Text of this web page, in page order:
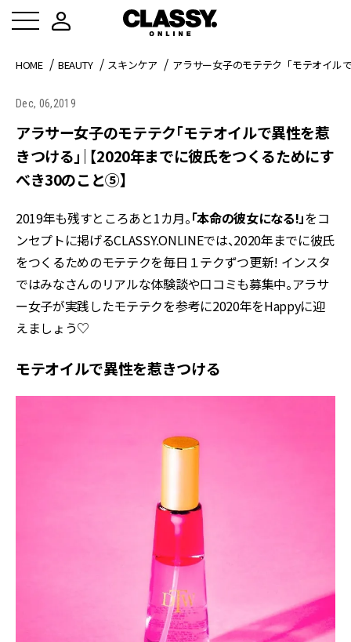
HOME BEAUTY スキンケア アラサー女子のモテテク「モテオイル
Dec, 06,2019
アラサー女子のモテテク「モテオイルで異性を惹
きつける」｜【2020年までに彼氏をつくるためにす
べき30のこと⑤】
2019年も残すところあと1カ月。「本命の彼女になる!」をコ
ンセプトに掲げるCLASSY.ONLINEでは、2020年までに彼氏
をつくるためのモテテクを毎日１テクずつ更新! インスタ
ではみなさんのリアルな体験談や口コミも募集中。アラサ
ー女子が実践したモテテクを参考に2020年をHappyに迎
えましょう♡
モテオイルで異性を惹きつける